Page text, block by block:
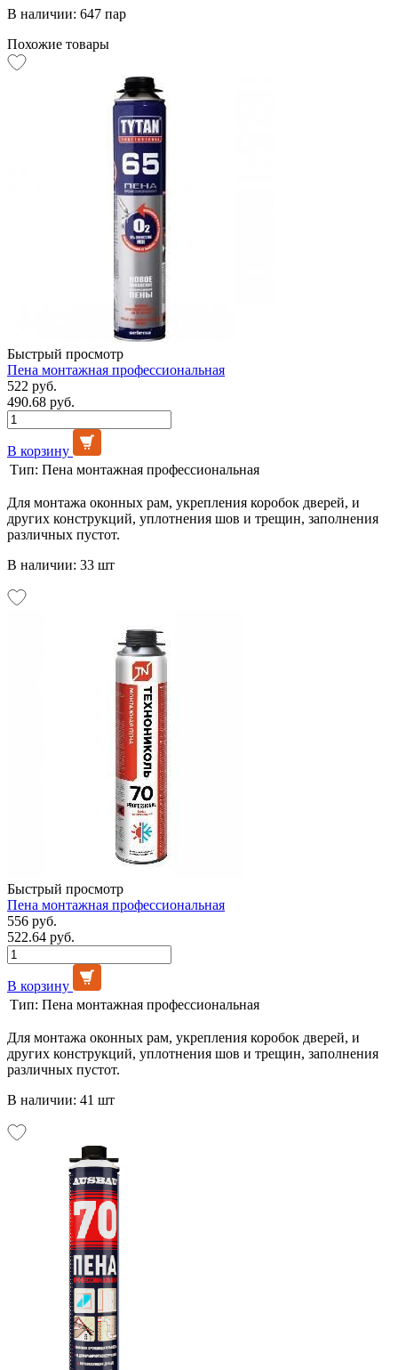
В наличии: 647 пар
Похожие товары
Быстрый просмотр
Пена монтажная профессиональная
522 руб.
490.68 руб.
В корзину
Тип: Пена монтажная профессиональная
Для монтажа оконных рам, укрепления коробок дверей, и
других конструкций, уплотнения шов и трещин, заполнения
различных пустот.
В наличии: 33 шт
Быстрый просмотр
Пена монтажная профессиональная
556 руб.
522.64 руб.
В корзину
Тип: Пена монтажная профессиональная
Для монтажа оконных рам, укрепления коробок дверей, и
других конструкций, уплотнения шов и трещин, заполнения
различных пустот.
В наличии: 41 шт